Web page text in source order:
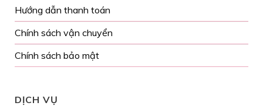
Hướng dẫn thanh toán
Chính sách vận chuyển
Chính sách bảo mật
DỊCH VỤ